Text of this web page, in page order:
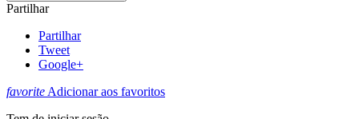
Partilhar
Partilhar
Tweet
Google+
favoriteAdicionar aos favoritos